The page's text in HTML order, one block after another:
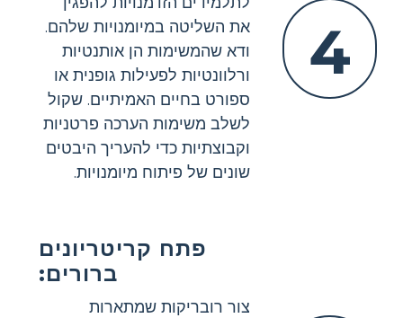
4
את השליטה במיומנויות שלהם.
ודא שהמשימות הן אותנטיות
ורלוונטיות לפעילות גופנית או
ספורט בחיים האמיתיים. שקול
לשלב משימות הערכה פרטניות
וקבוצתיות כדי להעריך היבטים
שונים של פיתוח מיומנויות.
פתח קריטריונים
ברורים:
צור רובריקות שמתארות